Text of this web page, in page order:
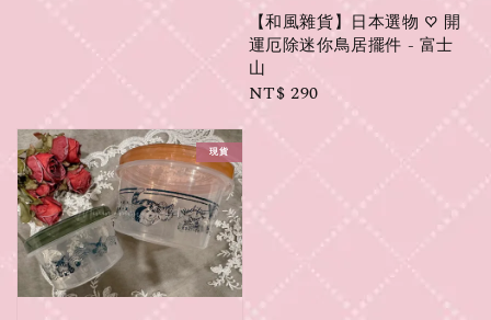
【和風雜貨】日本選物 ♡ 開
運厄除迷你鳥居擺件 - 富士
山
Regular
NT$ 290
現貨